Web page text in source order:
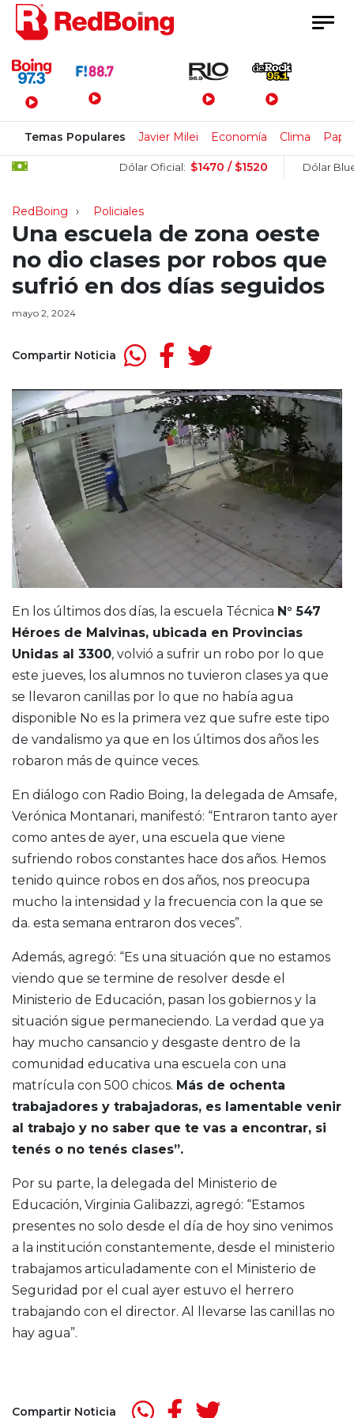
Menú Principal
Temas Populares Javier Milei Economía Clima
Dólar Oficial: $1470 / $1520 Dólar Blue:
RedBoing Policiales
Una escuela de zona oeste
no dio clases por robos que
sufrió en dos días seguidos
mayo 2, 2024
Compartir Noticia
En los últimos dos días, la escuela Técnica N° 547
Héroes de Malvinas, ubicada en Provincias
Unidas al 3300, volvió a sufrir un robo por lo que
este jueves, los alumnos no tuvieron clases ya que
se llevaron canillas por lo que no había agua
disponible No es la primera vez que sufre este tipo
de vandalismo ya que en los últimos dos años les
robaron más de quince veces.
En diálogo con Radio Boing, la delegada de Amsafe,
Verónica Montanari, manifestó: “Entraron tanto ayer
como antes de ayer, una escuela que viene
sufriendo robos constantes hace dos años. Hemos
tenido quince robos en dos años, nos preocupa
mucho la intensidad y la frecuencia con la que se
da. esta semana entraron dos veces”.
Además, agregó: “Es una situación que no estamos
viendo que se termine de resolver desde el
Ministerio de Educación, pasan los gobiernos y la
situación sigue permaneciendo. La verdad que ya
hay mucho cansancio y desgaste dentro de la
comunidad educativa una escuela con una
matrícula con 500 chicos. Más de ochenta
trabajadores y trabajadoras, es lamentable venir
al trabajo y no saber que te vas a encontrar, si
tenés o no tenés clases”.
Por su parte, la delegada del Ministerio de
Educación, Virginia Galibazzi, agregó: “Estamos
presentes no solo desde el día de hoy sino venimos
a la institución constantemente, desde el ministerio
trabajamos articuladamente con el Ministerio de
Seguridad por el cual ayer estuvo el herrero
trabajando con el director. Al llevarse las canillas no
hay agua”.
Compartir Noticia